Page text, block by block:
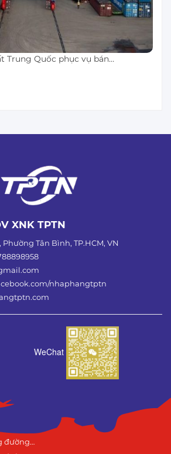
Trung Quốc phục vụ bán…
XNK TPTN
Tân Bình, TP.HCM, VN
nhaphangtptn
WeChat
đường…